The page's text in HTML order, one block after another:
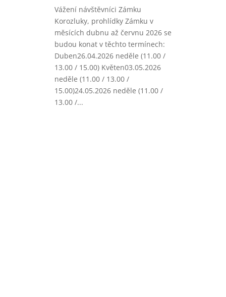
Vážení návštěvníci Zámku
Korozluky, prohlídky Zámku v
měsících dubnu až červnu 2026 se
budou konat v těchto termínech:
Duben26.04.2026 neděle (11.00 /
13.00 / 15.00) Květen03.05.2026
neděle (11.00 / 13.00 /
15.00)24.05.2026 neděle (11.00 /
13.00 /...